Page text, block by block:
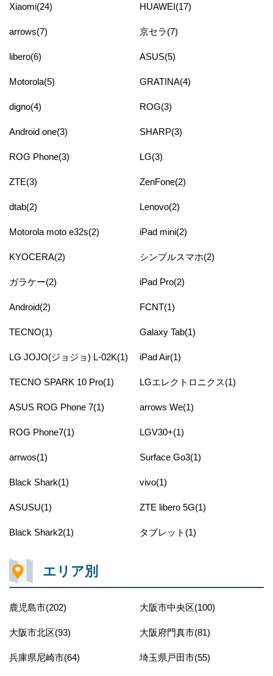
Xiaomi(24) HUAWEI(17)
arrows(7) 京セラ(7)
libero(6) ASUS(5)
Motorola(5) GRATINA(4)
digno(4) ROG(3)
Android one(3) SHARP(3)
ROG Phone(3) LG(3)
ZTE(3) ZenFone(2)
dtab(2) Lenovo(2)
Motorola moto e32s(2) iPad mini(2)
KYOCERA(2) シンプルスマホ(2)
ガラケー(2) iPad Pro(2)
Android(2) FCNT(1)
TECNO(1) Galaxy Tab(1)
LG JOJO(ジョジョ) L-02K(1) iPad Air(1)
TECNO SPARK 10 Pro(1) LGエレクトロニクス(1)
ASUS ROG Phone 7(1) arrows We(1)
ROG Phone7(1) LGV30+(1)
arrwos(1) Surface Go3(1)
Black Shark(1) vivo(1)
ASUSU(1) ZTE libero 5G(1)
Black Shark2(1) タブレット(1)
エリア別
鹿児島市(202) 大阪市中央区(100)
大阪市北区(93) 大阪府門真市(81)
兵庫県尼崎市(64) 埼玉県戸田市(55)